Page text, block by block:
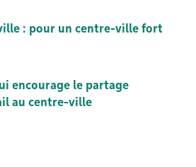
: pour un centre-ville fort
encourage le partage
au centre-ville